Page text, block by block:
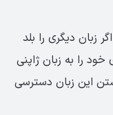
زبان دیگری را بلد
را به زبان ژاپنی
این زبان دسترسی